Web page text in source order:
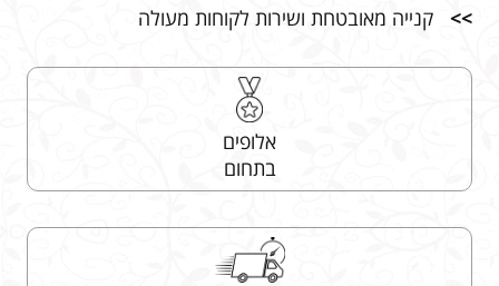
>>
קנייה מאובטחת ושירות לקוחות מעולה
אלופים
בתחום